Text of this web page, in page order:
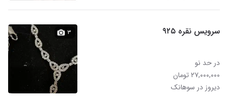
سرویس نقره ۹۲۵
در حد نو
۲۷,۰۰۰,۰۰۰ تومان
دیروز در سوهانک
۳